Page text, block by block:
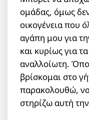
ομάδας, όμως
οικογένεια που
αγάπη μου για
και κυρίως για
αναλλοίωτη.
βρίσκομαι στο
παρακολουθώ,
στηρίζω αυτή